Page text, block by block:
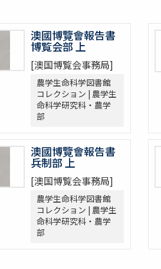
澳國博覽會報告書
博覧会部 上
[澳国博覧会事務局]
農学生命科学図書館
コレクション | 農学生
命科学研究科・農学
部
澳國博覽會報告書
兵制部 上
[澳国博覧会事務局]
農学生命科学図書館
コレクション | 農学生
命科学研究科・農学
部